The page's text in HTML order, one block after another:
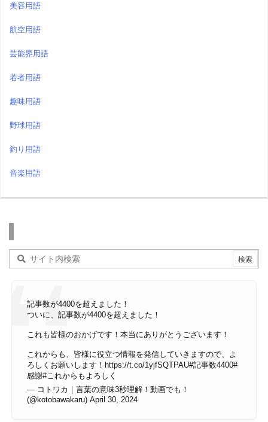
美容用語
航空用語
芸能界用語
若者用語
趣味用語
野球用語
釣り用語
音楽用語
記事数が4400を超えました！
ついに、記事数が4400を超えました！
これも皆様のおかげです！本当にありがとうございます！
これからも、皆様に役立つ情報を発信していきますので、よ
ろしくお願いします！ https://t.co/1yjfSQTPAU#記事数4400#
感謝#これからもよろしく
— コトワカ｜言葉の意味3秒理解！動画でも！
(@kotobawakaru) April 30, 2024